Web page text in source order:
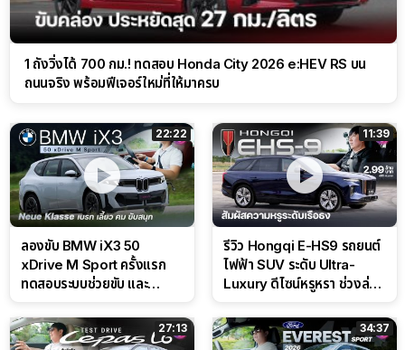
1 ถังวิ่งได้ 700 กม.! ทดสอบ Honda City 2026 e:HEV RS บน
ถนนจริง พร้อมฟีเจอร์ใหม่ที่ให้มาครบ
22:22
ลองขับ BMW iX3 50
xDrive M Sport ครั้งแรก
ทดสอบระบบช่วยขับ และ
สนาม
11:39
รีวิว Hongqi E-HS9 รถยนต์
ไฟฟ้า SUV ระดับ Ultra-
Luxury ดีไซน์หรูหรา ช่วงล่าง
27:13 34:37